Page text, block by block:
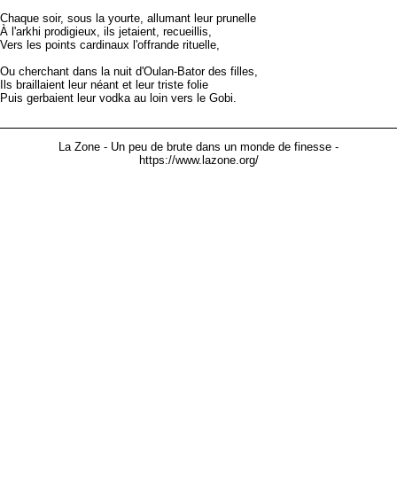
Chaque soir, sous la yourte, allumant leur prunelle
À l'arkhi prodigieux, ils jetaient, recueillis,
Vers les points cardinaux l'offrande rituelle,
Ou cherchant dans la nuit d'Oulan-Bator des filles,
Ils braillaient leur néant et leur triste folie
Puis gerbaient leur vodka au loin vers le Gobi.
La Zone - Un peu de brute dans un monde de finesse -
https://www.lazone.org/